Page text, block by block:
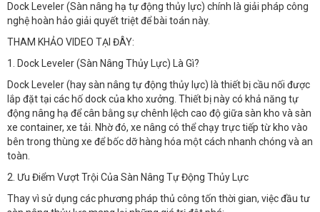
Dock Leveler (Sàn nâng hạ tự động thủy lực) chính là giải pháp công
nghệ hoàn hảo giải quyết triệt để bài toán này.
THAM KHẢO VIDEO TẠI ĐÂY:
1. Dock Leveler (Sàn Nâng Thủy Lực) Là Gì?​
Dock Leveler (hay sàn nâng tự động thủy lực) là thiết bị cầu nối được
lắp đặt tại các hố dock của kho xưởng. Thiết bị này có khả năng tự
động nâng hạ để cân bằng sự chênh lệch cao độ giữa sàn kho và sàn
xe container, xe tải. Nhờ đó, xe nâng có thể chạy trực tiếp từ kho vào
bên trong thùng xe để bốc dỡ hàng hóa một cách nhanh chóng và an
toàn.
2. Ưu Điểm Vượt Trội Của Sàn Nâng Tự Động Thủy Lực​
Thay vì sử dụng các phương pháp thủ công tốn thời gian, việc đầu tư